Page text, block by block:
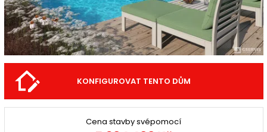
KONFIGUROVAT TENTO DŮM
Cena stavby svépomocí